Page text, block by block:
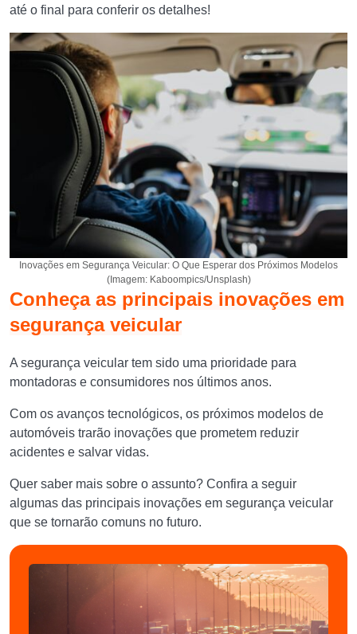
até o final para conferir os detalhes!
Inovações em Segurança Veicular: O Que Esperar dos Próximos Modelos
(Imagem: Kaboompics/Unsplash)
Conheça as principais inovações em
segurança veicular
A segurança veicular tem sido uma prioridade para
montadoras e consumidores nos últimos anos.
Com os avanços tecnológicos, os próximos modelos de
automóveis trarão inovações que prometem reduzir
acidentes e salvar vidas.
Quer saber mais sobre o assunto? Confira a seguir
algumas das principais inovações em segurança veicular
que se tornarão comuns no futuro.